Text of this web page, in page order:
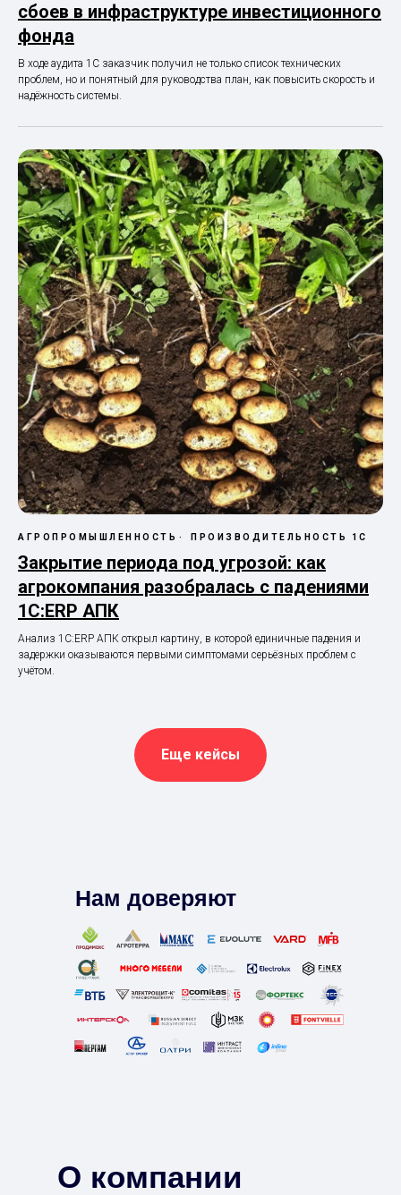
сбоев в инфраструктуре инвестиционного
фонда
В ходе аудита 1С заказчик получил не только список технических
проблем, но и понятный для руководства план, как повысить скорость и
надёжность системы.
АГРОПРОМЫШЛЕННОСТЬ ПРОИЗВОДИТЕЛЬНОСТЬ 1С
Закрытие периода под угрозой: как
агрокомпания разобралась с падениями
1С:ERP АПК
Анализ 1С:ERP АПК открыл картину, в которой единичные падения и
задержки оказываются первыми симптомами серьёзных проблем с
учётом.
Еще кейсы
Нам доверяют
О компании